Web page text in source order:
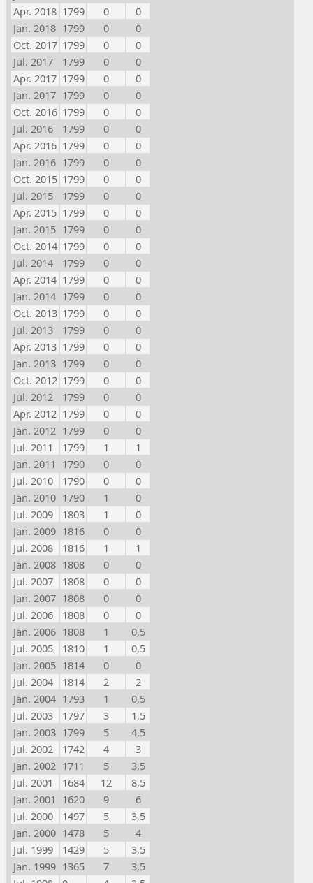
Apr. 2018 1799 0
0
Jan. 2018 1799 0
0
Oct. 2017 1799 0
0
Jul. 2017
1799 0
0
Apr. 2017 1799 0
0
Jan. 2017 1799 0
0
Oct. 2016 1799 0
0
Jul. 2016
1799 0
0
Apr. 2016 1799 0
0
Jan. 2016 1799 0
0
Oct. 2015 1799 0
0
Jul. 2015
1799 0
0
Apr. 2015 1799 0
0
Jan. 2015 1799 0
0
Oct. 2014 1799 0
0
Jul. 2014
1799 0
0
Apr. 2014 1799 0
0
Jan. 2014 1799 0
0
Oct. 2013 1799 0
0
Jul. 2013
1799 0
0
Apr. 2013 1799 0
0
Jan. 2013 1799 0
0
Oct. 2012 1799 0
0
Jul. 2012
1799 0
0
Apr. 2012 1799 0
0
Jan. 2012 1799 0
0
Jul. 2011
1799 1
1
Jan. 2011 1790 0
0
Jul. 2010
1790 0
0
Jan. 2010 1790 1
0
Jul. 2009
1803 1
0
Jan. 2009 1816 0
0
Jul. 2008
1816 1
1
Jan. 2008 1808 0
0
Jul. 2007
1808 0
0
Jan. 2007 1808 0
0
Jul. 2006
1808 0
0
Jan. 2006 1808 1
0,5
Jul. 2005
1810 1
0,5
Jan. 2005 1814 0
0
Jul. 2004
1814 2
2
Jan. 2004 1793 1
0,5
Jul. 2003
1797 3
1,5
Jan. 2003 1799 5
4,5
Jul. 2002
1742 4
3
Jan. 2002 1711 5
3,5
Jul. 2001
1684 12
8,5
Jan. 2001 1620 9
6
Jul. 2000
1497 5
3,5
Jan. 2000 1478 5
4
Jul. 1999
1429 5
3,5
Jan. 1999 1365 7
3,5